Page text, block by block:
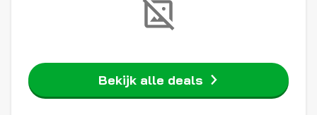
Bekijk alle deals